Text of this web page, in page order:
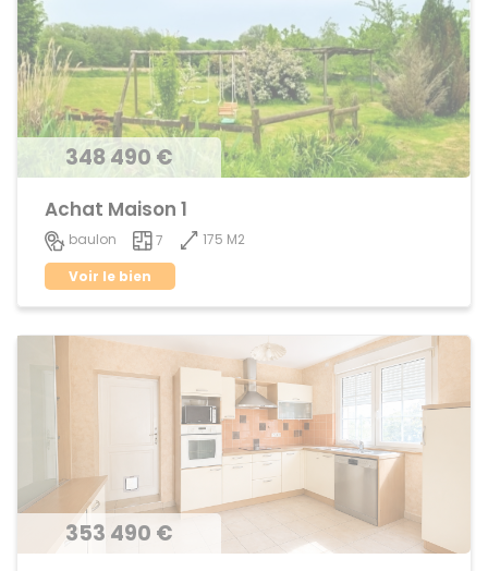
348 490 €
Achat Maison 1
baulon 7
175 M2
Voir le bien
353 490 €